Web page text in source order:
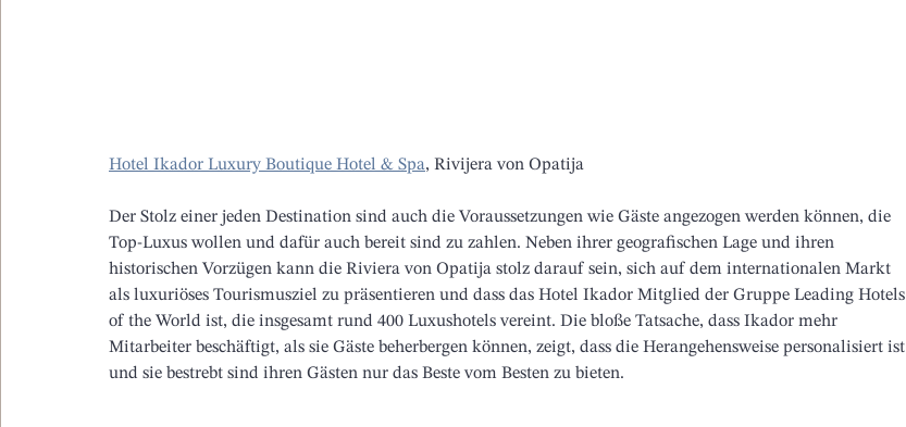
Hotel Ikador Luxury Boutique Hotel & Spa, Rivijera von Opatija
Der Stolz einer jeden Destination sind auch die Voraussetzungen wie Gäste angezogen werden können, die
Top-Luxus wollen und dafür auch bereit sind zu zahlen. Neben ihrer geografischen Lage und ihren
historischen Vorzügen kann die Riviera von Opatija stolz darauf sein, sich auf dem internationalen Markt
als luxuriöses Tourismusziel zu präsentieren und dass das Hotel Ikador Mitglied der Gruppe Leading Hotels
of the World ist, die insgesamt rund 400 Luxushotels vereint. Die bloße Tatsache, dass Ikador mehr
Mitarbeiter beschäftigt, als sie Gäste beherbergen können, zeigt, dass die Herangehensweise personalisiert ist
und sie bestrebt sind ihren Gästen nur das Beste vom Besten zu bieten.